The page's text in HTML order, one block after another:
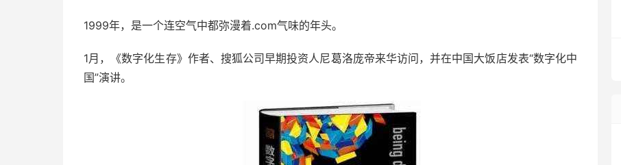
1999年，是一个连空气中都弥漫着.com气味的年头。
1月，《数字化生存》作者、搜狐公司早期投资人尼葛洛庞帝来华访问，并在中国大饭店发表“数字化中
国”演讲。